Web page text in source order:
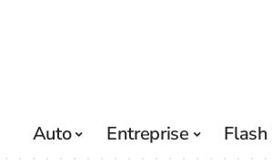
Auto Entreprise